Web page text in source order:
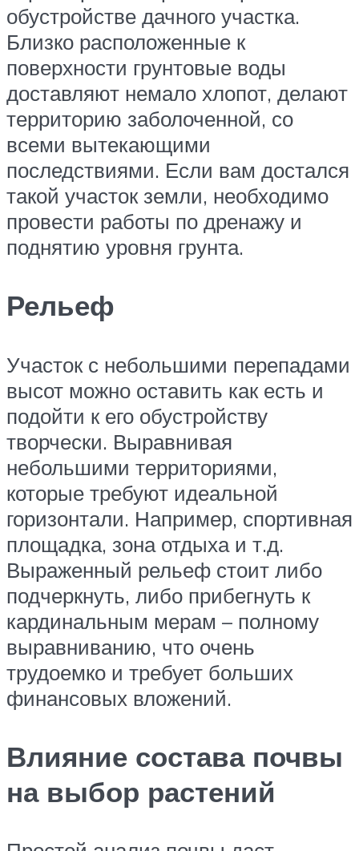
обустройстве дачного участка.
Близко расположенные к
поверхности грунтовые воды
доставляют немало хлопот, делают
территорию заболоченной, со
всеми вытекающими
последствиями. Если вам достался
такой участок земли, необходимо
провести работы по дренажу и
поднятию уровня грунта.
Рельеф
Участок с небольшими перепадами
высот можно оставить как есть и
подойти к его обустройству
творчески. Выравнивая
небольшими территориями,
которые требуют идеальной
горизонтали. Например, спортивная
площадка, зона отдыха и т.д.
Выраженный рельеф стоит либо
подчеркнуть, либо прибегнуть к
кардинальным мерам – полному
выравниванию, что очень
трудоемко и требует больших
финансовых вложений.
Влияние состава почвы
на выбор растений